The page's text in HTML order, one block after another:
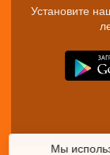
Установите
Мы